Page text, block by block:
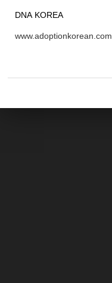
DNA KOREA
www.adoptionkorean.com